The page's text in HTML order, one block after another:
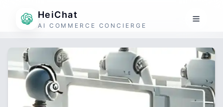
HeiChat
AI COMMERCE CONCIERGE